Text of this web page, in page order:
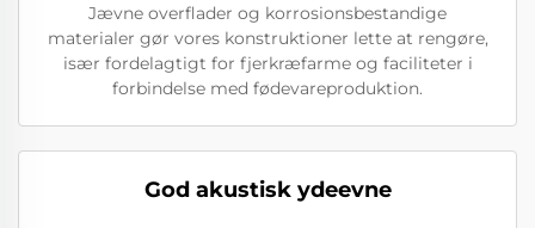
Jævne overflader og korrosionsbestandige
materialer gør vores konstruktioner lette at rengøre,
især fordelagtigt for fjerkræfarme og faciliteter i
forbindelse med fødevareproduktion.
God akustisk ydeevne